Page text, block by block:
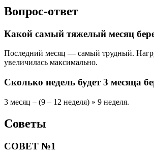
Вопрос-ответ
Какой самый тяжелый месяц
Последний месяц — самый трудный.
увеличилась максимально.
Сколько недель будет 3 месяца
3 месяц – (9 – 12 неделя) » 9 неделя.
Советы
СОВЕТ №1